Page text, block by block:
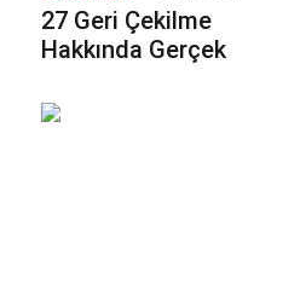
27 Geri Çekilme
Hakkında Gerçek